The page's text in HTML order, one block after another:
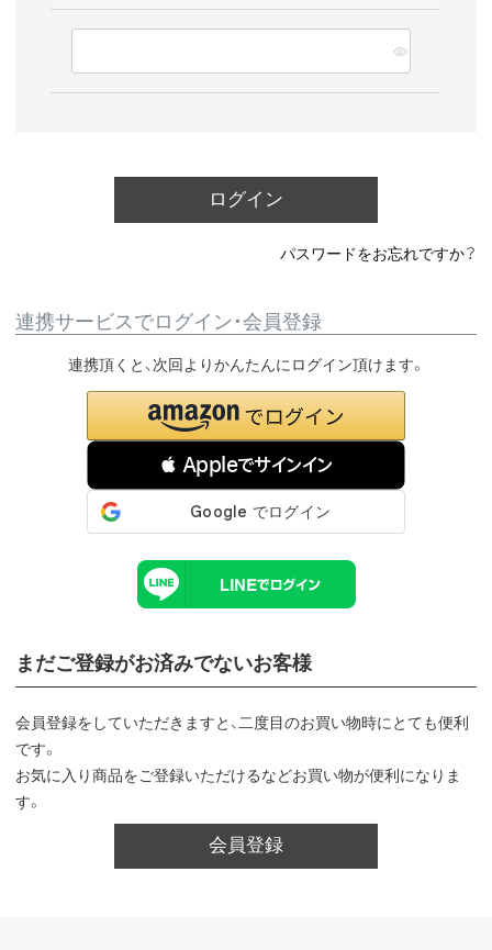
ログイン
パスワードをお忘れですか？
連携サービスでログイン・会員登録
 Appleでサインイン
連携頂くと、次回よりかんたんにログイン頂けます。
まだご登録がお済みでないお客様
会員登録をしていただきますと、二度目のお買い物時にとても便利
です。
お気に入り商品をご登録いただけるなどお買い物が便利になりま
す。
会員登録